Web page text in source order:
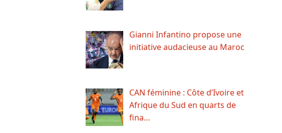
Gianni Infantino propose une
initiative audacieuse au Maroc
CAN féminine : Côte d’Ivoire et
Afrique du Sud en quarts de
fina…